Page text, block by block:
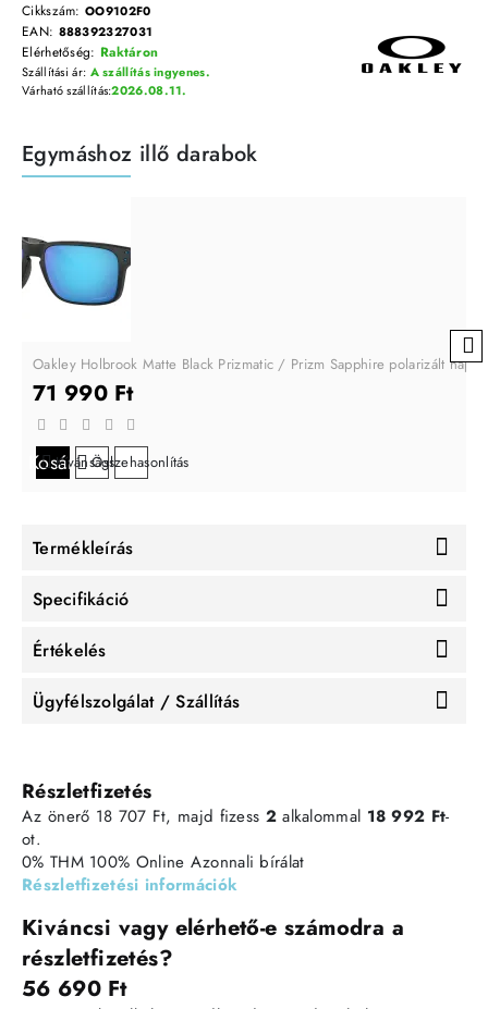
Cikkszám: OO9102F0
EAN: 888392327031
Elérhetőség: Raktáron
Várható szállítás:2026.08.11.
Szállítási ár: A szállítás ingyenes.
Egymáshoz illő darabok
Oakley Holbrook Matte Black Prizmatic / Prizm Sapphire polarizált
71 990 Ft
Kosárba
Kívánságlistára
Összehasonlítás
Termékleírás
Specifikáció
Értékelés
Ügyfélszolgálat / Szállítás
Részletfizetés
Az önerő 18 707 Ft, majd fizess 2alkalommal 18 992 Ft-
ot.
0% THM 100% Online Azonnali bírálat
Részletfizetési információk
Kiváncsi vagy elérhető-e számodra a
részletfizetés?
56 690 Ft